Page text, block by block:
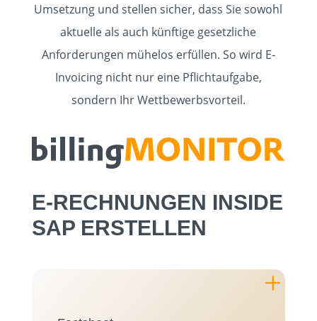
Umsetzung und stellen sicher, dass Sie sowohl
aktuelle als auch künftige gesetzliche
Anforderungen mühelos erfüllen. So wird E-
Invoicing nicht nur eine Pflichtaufgabe,
sondern Ihr Wettbewerbsvorteil.
E-RECHNUNGEN INSIDE
SAP ERSTELLEN
L